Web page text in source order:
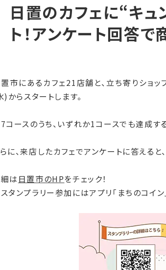
日置のカフェに“キュ
ト！アンケート回答
市にあるカフェ21店舗と、立ち寄りショ
)からスタートします。
コースのうち、いずれか1コースでも達成
に、来店したカフェでアンケートに答える
は 日置市のHPをチェック！
タンプラリー参加にはアプリ「まちのコイ